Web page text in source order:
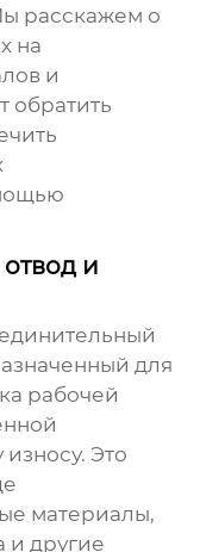
расскажем о
на
и
обратить
и
для
рабочей
Это
материалы,
и другие